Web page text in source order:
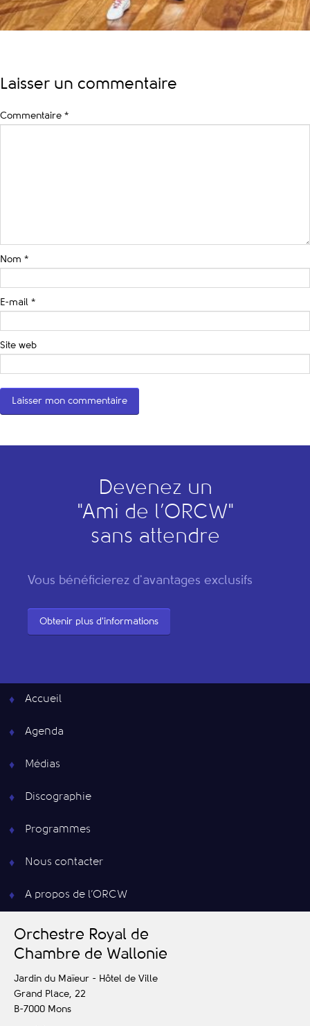
Laisser un commentaire
Commentaire *
Nom *
E-mail *
Site web
Devenez un
"Ami de l’ORCW"
sans attendre
Vous bénéficierez d'avantages exclusifs
Obtenir plus d'informations
Accueil
Agenda
Médias
Discographie
Programmes
Nous contacter
A propos de l’ORCW
Orchestre Royal de
Chambre de Wallonie
Jardin du Maïeur - Hôtel de Ville
Grand Place, 22
B-7000 Mons